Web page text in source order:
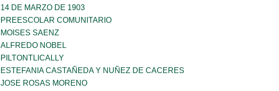
14 DE MARZO DE 1903
PREESCOLAR COMUNITARIO
MOISES SAENZ
ALFREDO NOBEL
PILTONTLICALLY
ESTEFANIA CASTAÑEDA Y NUÑEZ DE CACERES
JOSE ROSAS MORENO